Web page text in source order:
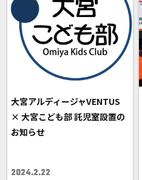
大宮アルディージャVENTUS
× 大宮こども部 託児室設置の
お知らせ
2024.2.22